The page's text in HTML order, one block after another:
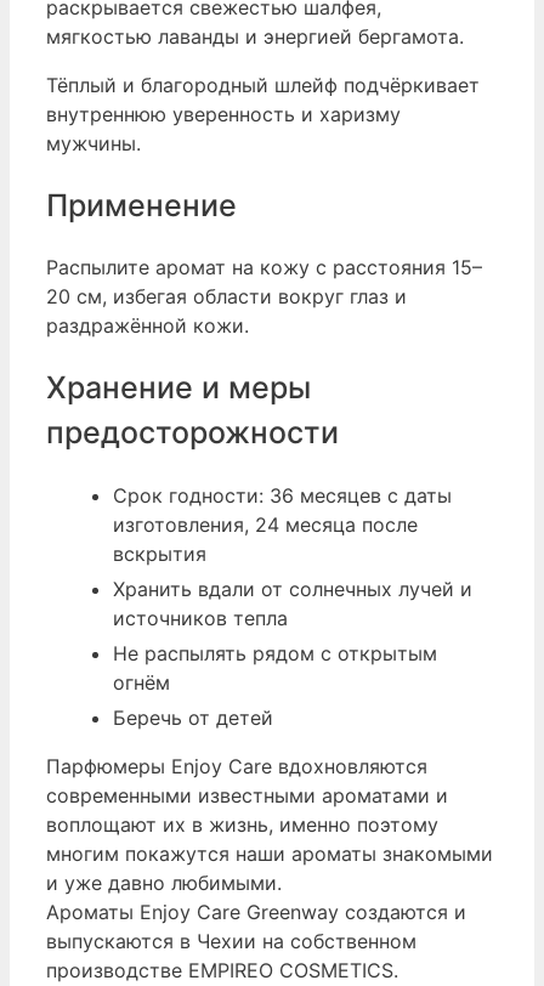
раскрывается свежестью шалфея,
мягкостью лаванды и энергией бергамота.
Тёплый и благородный шлейф подчёркивает
внутреннюю уверенность и харизму
мужчины.
Применение
Распылите аромат на кожу с расстояния 15–
20 см, избегая области вокруг глаз и
раздражённой кожи.
Хранение и меры
предосторожности
Срок годности: 36 месяцев с даты
изготовления, 24 месяца после
вскрытия
Хранить вдали от солнечных лучей и
источников тепла
Не распылять рядом с открытым
огнём
Беречь от детей
Парфюмеры Enjoy Care вдохновляются
современными известными ароматами и
воплощают их в жизнь, именно поэтому
многим покажутся наши ароматы знакомыми
и уже давно любимыми.
Ароматы Enjoy Care Greenway создаются и
выпускаются в Чехии на собственном
производстве EMPIREO COSMETICS.